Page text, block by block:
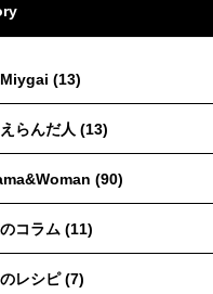
(13)
らんだ人 (13)
(90)
コラム (11)
レシピ (7)